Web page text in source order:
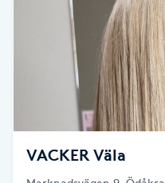
Reikihealing
Reiki massage
Restorative Yoga
VACKER Väla